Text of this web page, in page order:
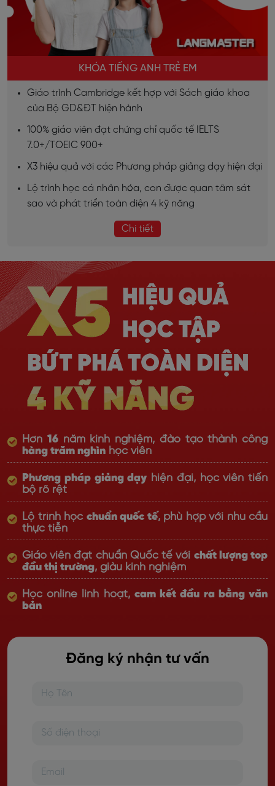
KHÓA TIẾNG ANH TRẺ EM
Giáo trình Cambridge kết hợp với Sách giáo khoa
của Bộ GD&ĐT hiện hành
100% giáo viên đạt chứng chỉ quốc tế IELTS
7.0+/TOEIC 900+
X3 hiệu quả với các Phương pháp giảng dạy hiện đại
Lộ trình học cá nhân hóa, con được quan tâm sát
sao và phát triển toàn diện 4 kỹ năng
Chi tiết
Hơn 16năm kinh nghiệm, đào tạo thành công
hàng trăm nghìn học viên
Phương pháp giảng dạy hiện đại, học viên tiến
bộ rõ rệt
Lộ trình học chuẩn quốc tế, phù hợp với nhu cầu
thực tiễn
Giáo viên đạt chuẩn Quốc tế với chất lượng top
đầu thị trường, giàu kinh nghiệm
Học online linh hoạt, cam kết đầu ra bằng văn
bản
Đăng ký nhận tư vấn